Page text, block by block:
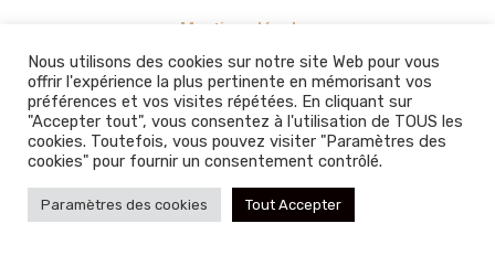
Mentions légales
Nous utilisons des cookies sur notre site Web pour vous
offrir l'expérience la plus pertinente en mémorisant vos
préférences et vos visites répétées. En cliquant sur
"Accepter tout", vous consentez à l'utilisation de TOUS les
cookies. Toutefois, vous pouvez visiter "Paramètres des
cookies" pour fournir un consentement contrôlé.
Paramètres des cookies Tout Accepter